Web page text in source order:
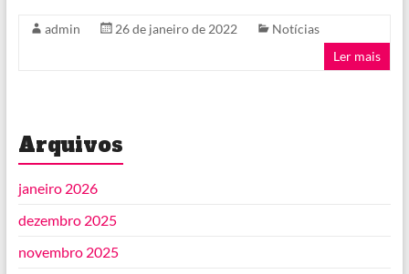
admin 26 de janeiro de 2022
Notícias
Ler mais
Arquivos
janeiro 2026
dezembro 2025
novembro 2025